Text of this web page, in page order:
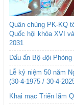
Quân chủng PK-KQ
Quốc hội khóa XVI
2031
Dấu ấn Bộ đội
Lễ kỷ niệm 50 năm
(30-4-1975 / 30-4-
Khai mạc Triển lãm